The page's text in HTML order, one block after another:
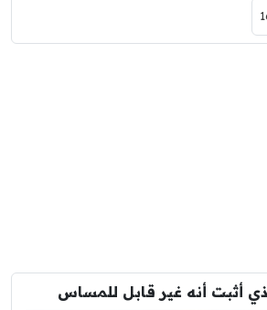
أثبت أنه غير قابل للمساس